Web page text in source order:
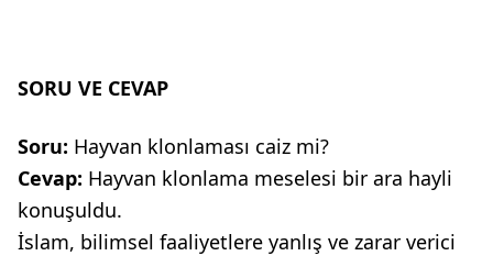
SORU VE CEVAP
Soru: Hayvan klonlaması caiz mi?
Cevap: Hayvan klonlama meselesi bir ara hayli
konuşuldu.
İslam, bilimsel faaliyetlere yanlış ve zarar verici